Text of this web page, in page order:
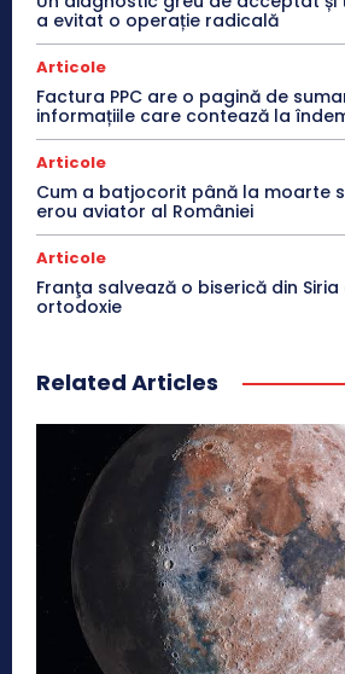
a evitat o operație radicală
Articole
Factura PPC are o pagină de
informațiile care contează la
Articole
Cum a batjocorit până la moarte
erou aviator al României
Articole
Franţa salvează o biserică din
ortodoxie
Related Articles